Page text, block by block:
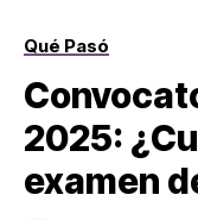
Qué Pasó
2025:
examen